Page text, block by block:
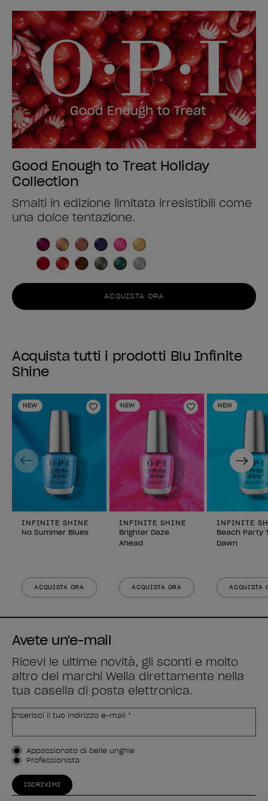
Good Enough to Treat Holiday
Collection
Smalti in edizione limitata irresistibili come
una dolce tentazione.
ACQUISTA ORA
Acquista tutti i prodotti Blu Infinite
Shine
NEW
Aggiungi alla lista dei desideri
INFINITE SHINE
No Summer Blues
ACQUISTA ORA
NEW
Aggiungi alla
INFINITE SHINE
Brighter Daze
Ahead
ACQUISTA ORA
NEW
INFINITE
Beach Party
Dawn
ACQUISTA
Previous Next
Avete un'e-mail
Ricevi le ultime novità, gli sconti e molto
altro dei marchi Wella direttamente nella
tua casella di posta elettronica.
Inserisci il tuo indirizzo e-mail *
Tipo di cliente
Appassionato di belle unghie
Professionista
ISCRIVIMI